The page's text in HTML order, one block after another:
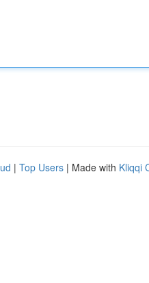
| Top Users | Made with Kliqqi